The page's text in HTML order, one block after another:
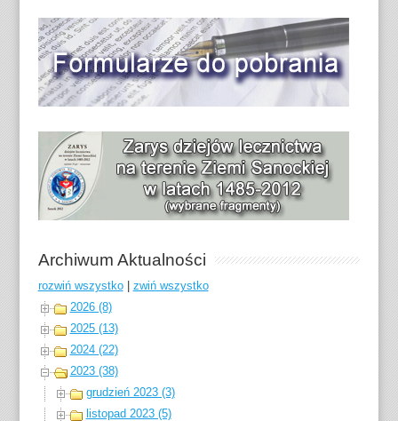
Archiwum Aktualności
rozwiń wszystko| zwiń wszystko
2026 (8)
2025 (13)
2024 (22)
2023 (38)
grudzień 2023 (3)
listopad 2023 (5)